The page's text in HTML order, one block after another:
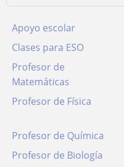
Apoyo escolar
Clases para ESO
Profesor de
Matemáticas
Profesor de Física
Profesor de Química
Profesor de Biología